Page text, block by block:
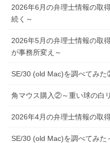
2026年6月の弁理士情報の取
続く～
2026年5月の弁理士情報の取
が事務所変え～
SE/30 (old Mac)を調べてみ
角マウス購入②～重い球の白
2026年4月の弁理士情報の取
SE/30 (old Mac)を調べてみた